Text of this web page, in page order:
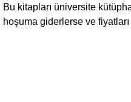
Bu kitapları üniversite
hoşuma giderlerse ve